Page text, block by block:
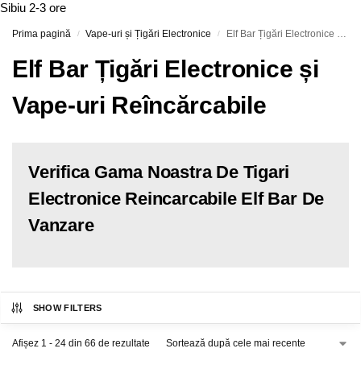
Sibiu 2-3 ore
Prima pagină / Vape-uri și Țigări Electronice / Elf Bar Țigări Electronice și Vape-uri Reîncărcabile
Elf Bar Țigări Electronice și
Vape-uri Reîncărcabile
Verifica Gama Noastra De Tigari
Electronice Reincarcabile Elf Bar De
Vanzare
SHOW FILTERS
Afișez 1 - 24 din 66 de rezultate